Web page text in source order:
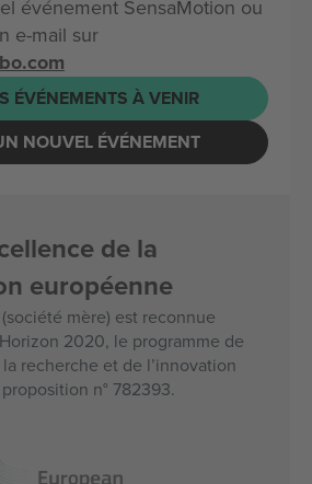
événement SensaMotion ou
e-mail sur
ÉVÉNEMENTS À VENIR
NOUVEL ÉVÉNEMENT
de la
européenne
mère) est reconnue
2020, le programme de
recherche et de l’innovation
n° 782393.